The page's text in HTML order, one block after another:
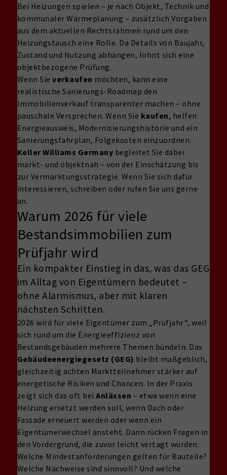
Bei Heizungen spielen – je nach Objekt, Technik und
kommunaler Wärmeplanung – zusätzlich Vorgaben
aus dem aktuellen Rechtsrahmen rund um den
Heizungstausch eine Rolle. Da Details von Baujahr,
Zustand und Nutzung abhängen, lohnt sich eine
objektbezogene Prüfung.
Wenn Sieverkaufen möchten, kann eine
realistische Sanierungs-Roadmap den
Immobilienverkauf transparenter machen – ohne
pauschale Versprechen. Wenn Sie kaufen, helfen
Energieausweis, Modernisierungshistorie und ein
Sanierungsfahrplan, Folgekosten einzuordnen.
Keller Williams Germany begleitet Sie dabei
markt- und objektnah – von der Einschätzung bis
zur Vermarktungsstrategie. Wenn Sie sich dafür
interessieren, schreiben oder rufen Sie uns gerne
an.
Warum 2026 für viele
Bestandsimmobilien zum
Prüfjahr wird
Ein kompakter Einstieg in das, was das GEG
im Alltag von Eigentümern bedeutet –
ohne Alarmismus, aber mit klaren
nächsten Schritten.
2026 wird für viele Eigentümer zum „Prüfjahr“, weil
sich rund um die Energieeffizienz von
Bestandsgebäuden mehrere Themen bündeln: Das
Gebäudeenergiegesetz (GEG) bleibt maßgeblich,
gleichzeitig achten Marktteilnehmer stärker auf
energetische Risiken und Chancen. In der Praxis
zeigt sich das oft beiAnlässen – etwa wenn eine
Heizung ersetzt werden soll, wenn Dach oder
Fassade erneuert werden oder wenn ein
Eigentümerwechsel ansteht. Dann rücken Fragen in
den Vordergrund, die zuvor leicht vertagt wurden:
Welche Mindestanforderungen gelten für Bauteile?
Welche Nachweise sind sinnvoll? Und welche